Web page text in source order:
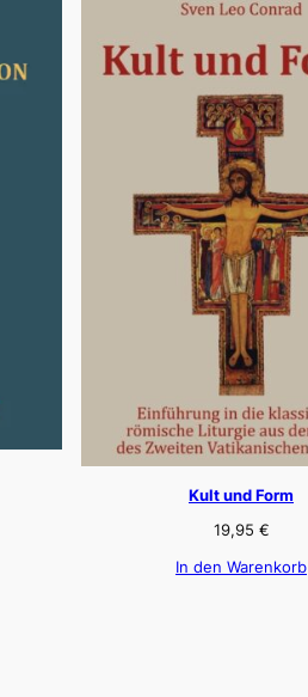
Kult und Form
19,95 €
In den Warenkorb